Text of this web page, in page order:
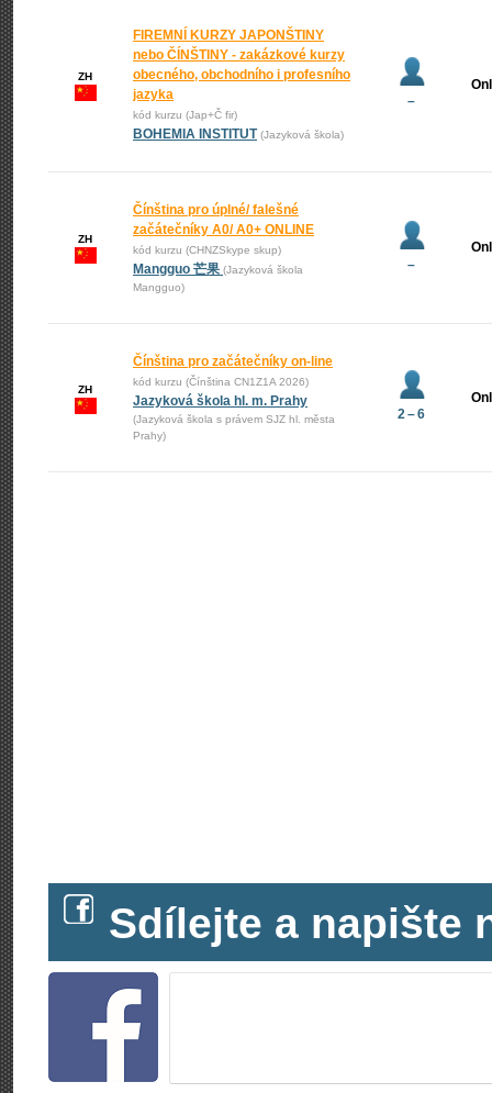
ZH
FIREMNÍ KURZY JAPONŠTINY
nebo ČÍNŠTINY - zakázkové kurzy
obecného, obchodního i profesního
jazyka
kód kurzu (Jap+Č fir)
BOHEMIA INSTITUT (Jazyková škola)
–
ZH
Čínština pro úplné/ falešné
začátečníky A0/ A0+ ONLINE
kód kurzu (CHNZSkype skup)
Mangguo 芒果 (Jazyková škola
Mangguo)
–
ZH
Čínština pro začátečníky on-line
kód kurzu (Čínština CN1Z1A 2026)
Jazyková škola hl. m. Prahy
(Jazyková škola s právem SJZ hl. města
Prahy)
2 – 6
Sdílejte a napište